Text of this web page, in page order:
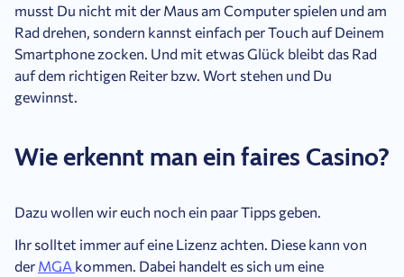
musst Du nicht mit der Maus am Computer spielen und am
Rad drehen, sondern kannst einfach per Touch auf Deinem
Smartphone zocken. Und mit etwas Glück bleibt das Rad
auf dem richtigen Reiter bzw. Wort stehen und Du
gewinnst.
Wie erkennt man ein faires Casino?
Dazu wollen wir euch noch ein paar Tipps geben.
Ihr solltet immer auf eine Lizenz achten. Diese kann von
der MGA kommen. Dabei handelt es sich um eine